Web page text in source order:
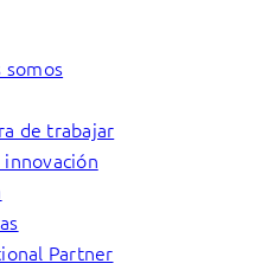
somos
de trabajar
innovación
Partner